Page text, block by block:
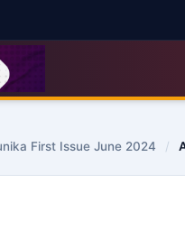
First Issue June 2024 /